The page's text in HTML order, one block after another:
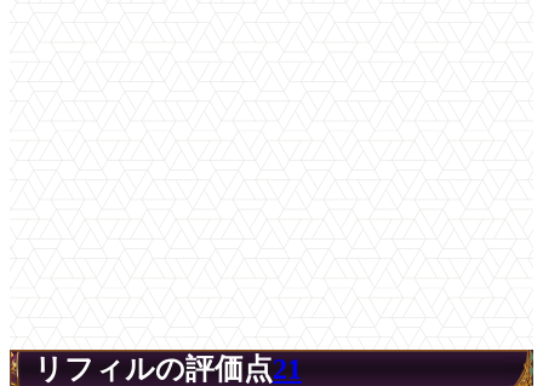
リフィルの評価点21